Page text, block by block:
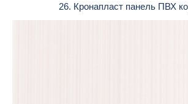
26. Кронапласт панель ПВХ